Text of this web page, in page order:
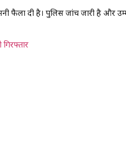
फैला दी है। पुलिस जांच जारी है और